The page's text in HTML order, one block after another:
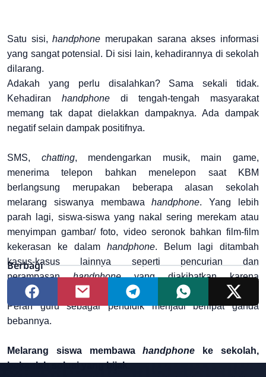
Satu sisi,handphone merupakan sarana akses informasi
yang sangat potensial. Di sisi lain, kehadirannya di sekolah
dilarang.
Adakah yang perlu disalahkan? Sama sekali tidak.
Kehadiran handphonedi tengah-tengah masyarakat
memang tak dapat dielakkan dampaknya. Ada dampak
negatif selain dampak positifnya.
SMS, chatting, mendengarkan musik, main game,
menerima telepon bahkan menelepon saat KBM
berlangsung merupakan beberapa alasan sekolah
melarang siswanya membawahandphone. Yang lebih
parah lagi, siswa-siswa yang nakal sering merekam atau
menyimpan gambar/ foto, video seronok bahkan film-film
kekerasan ke dalam handphone. Belum lagi ditambah
kasus-kasus lainnya seperti pencurian dan
perampasanhandphoneyang diakibatkan karena
kesenjangan sosial yang timbul diantara siswa itu sendiri.
Peran guru sebagai pendidik menjadi berlipat ganda
bebannya.
Melarang siswa membawahandphone ke sekolah,
bukanlah solusi yang bijak.
Berbagi